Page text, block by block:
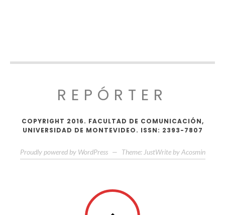
REPÓRTER
COPYRIGHT 2016. FACULTAD DE COMUNICACIÓN,
UNIVERSIDAD DE MONTEVIDEO. ISSN: 2393-7807
Proudly powered by WordPress — Theme: JustWrite by Acosmin